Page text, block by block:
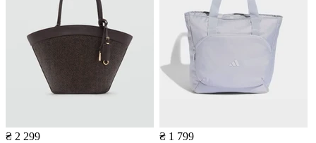
₴ 2 299 ₴ 1 799